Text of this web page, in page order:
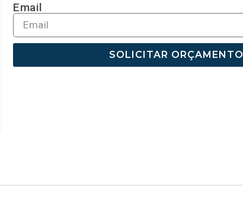
Email
SOLICITAR ORÇAMENTO